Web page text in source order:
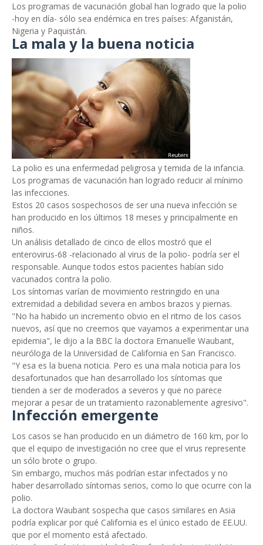
Los programas de vacunación global han logrado que la polio
-hoy en día- sólo sea endémica en tres países: Afganistán,
Nigeria y Paquistán.
La mala y la buena noticia
La polio es una enfermedad peligrosa y temida de la infancia.
Los programas de vacunación han logrado reducir al mínimo
las infecciones.
Estos 20 casos sospechosos de ser una nueva infección se
han producido en los últimos 18 meses y principalmente en
niños.
Un análisis detallado de cinco de ellos mostró que el
enterovirus-68 -relacionado al virus de la polio- podría ser el
responsable. Aunque todos estos pacientes habían sido
vacunados contra la polio.
Los síntomas varían de movimiento restringido en una
extremidad a debilidad severa en ambos brazos y piernas.
"No ha habido un incremento obvio en el ritmo de los casos
nuevos, así que no creemos que vayamos a experimentar una
epidemia", le dijo a la BBC la doctora Emanuelle Waubant,
neuróloga de la Universidad de California en San Francisco.
"Y esa es la buena noticia. Pero es una mala noticia para los
desafortunados que han desarrollado los síntomas que
tienden a ser de moderados a severos y que no parece
mejorar a pesar de un tratamiento razonablemente agresivo".
Infección emergente
Los casos se han producido en un diámetro de 160 km, por lo
que el equipo de investigación no cree que el virus represente
un sólo brote o grupo.
Sin embargo, muchos más podrían estar infectados y no
haber desarrollado síntomas serios, como lo que ocurre con la
polio.
La doctora Waubant sospecha que casos similares en Asia
podría explicar por qué California es el único estado de EE.UU.
que por el momento está afectado.